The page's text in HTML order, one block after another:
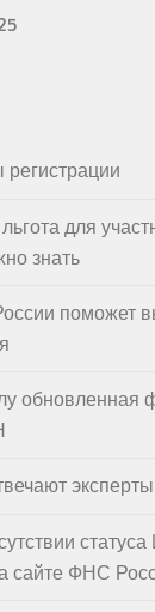
для
знать
поможет
сайте ФНС